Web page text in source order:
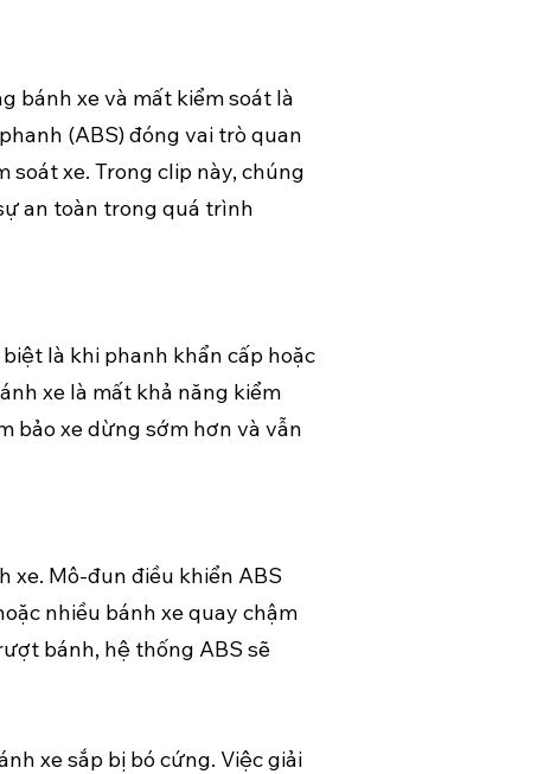
bánh xe và mất kiểm soát là
(ABS) đóng vai trò quan
xe. Trong clip này, chúng
an toàn trong quá trình
là khi phanh khẩn cấp hoặc
xe là mất khả năng kiểm
bảo xe dừng sớm hơn và vẫn
xe. Mô-đun điều khiển ABS
nhiều bánh xe quay chậm
bánh, hệ thống ABS sẽ
xe sắp bị bó cứng. Việc giải